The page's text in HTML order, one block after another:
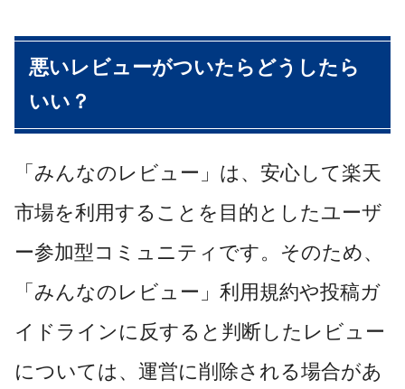
悪いレビューがついたらどうしたら
いい？
「みんなのレビュー」は、安心して楽天
市場を利用することを目的としたユーザ
ー参加型コミュニティです。そのため、
「みんなのレビュー」利用規約や投稿ガ
イドラインに反すると判断したレビュー
については、運営に削除される場合があ